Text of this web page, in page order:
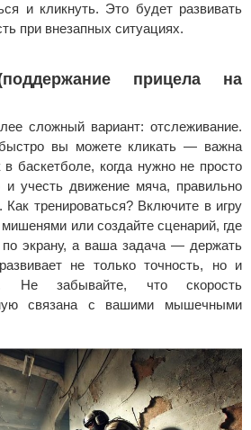
и кликнуть. Это будет развивать
при внезапных ситуациях.
прицела на
сложный вариант: отслеживание.
вы можете кликать — важна
баскетболе, когда нужно не просто
и учесть движение мяча, правильно
Как тренироваться? Включите в игру
или создайте сценарий, где
по экрану, а ваша задача — держать
не только точность, но и
Не забывайте, что скорость
связана с вашими мышечными